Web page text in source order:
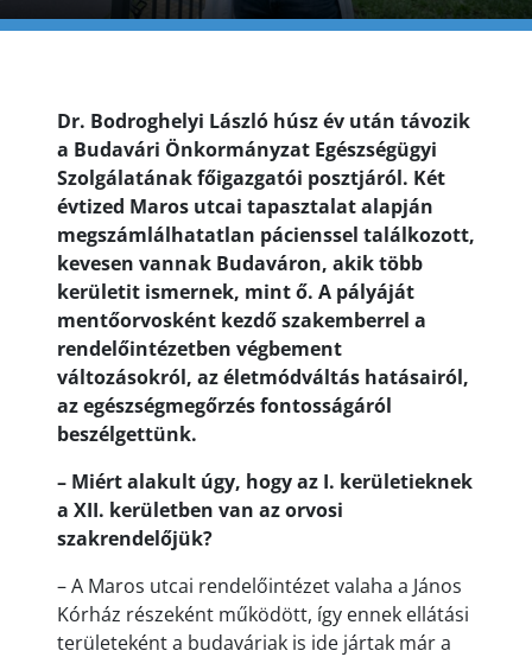
Dr. Bodroghelyi László húsz év után távozik
a Budavári Önkormányzat Egészségügyi
Szolgálatának főigazgatói posztjáról. Két
évtized Maros utcai tapasztalat alapján
megszámlálhatatlan pácienssel találkozott,
kevesen vannak Budaváron, akik több
kerületit ismernek, mint ő. A pályáját
mentőorvosként kezdő szakemberrel a
rendelőintézetben végbement
változásokról, az életmódváltás hatásairól,
az egészségmegőrzés fontosságáról
beszélgettünk.
– Miért alakult úgy, hogy az I. kerületieknek
a XII. kerületben van az orvosi
szakrendelőjük?
– A Maros utcai rendelőintézet valaha a János
Kórház részeként működött, így ennek ellátási
területeként a budaváriak is ide jártak már a